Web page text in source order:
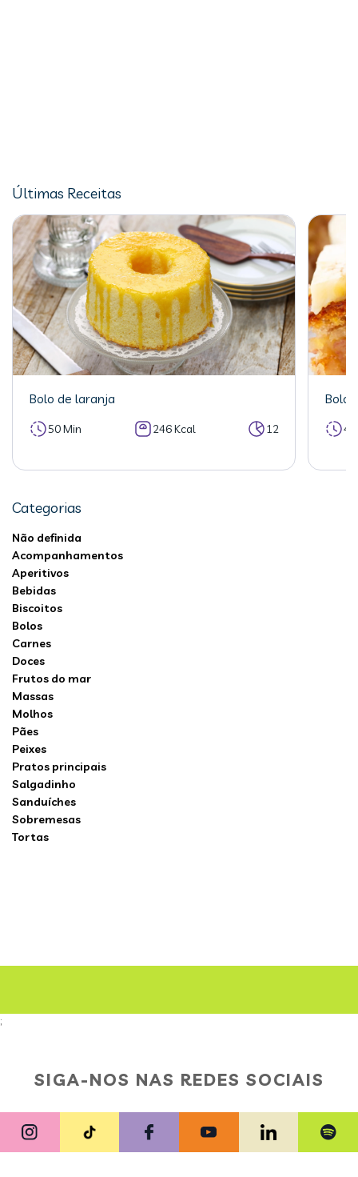
Últimas Receitas
Bolo de laranja
50 Min 246 Kcal 12
Bolo
Categorias
Não definida
Acompanhamentos
Aperitivos
Bebidas
Biscoitos
Bolos
Carnes
Doces
Frutos do mar
Massas
Molhos
Pães
Peixes
Pratos principais
Salgadinho
Sanduíches
Sobremesas
Tortas
;
SIGA-NOS NAS REDES SOCIAIS